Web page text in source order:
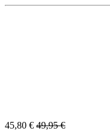
45,80 € 49,95 €